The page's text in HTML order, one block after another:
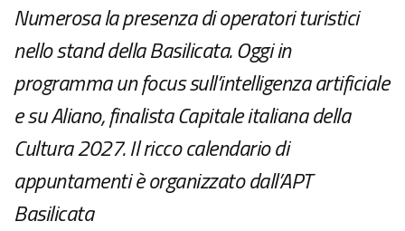
Numerosa la presenza di operatori turistici
nello stand della Basilicata. Oggi in
programma un focus sull’intelligenza artificiale
e su Aliano, finalista Capitale italiana della
Cultura 2027. Il ricco calendario di
appuntamenti è organizzato dall’APT
Basilicata